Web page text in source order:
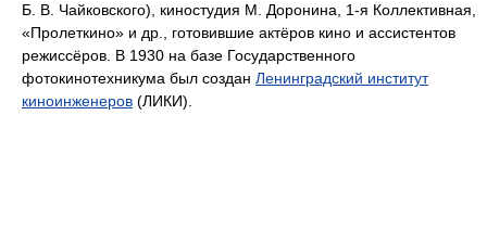
Б. В. Чайковского), киностудия М. Доронина, 1-я Коллективная,
«Пролеткино» и др., готовившие актёров кино и ассистентов
режиссёров. В 1930 на базе Государственного
фотокинотехникума был создан Ленинградский институт
киноинженеров (ЛИКИ).